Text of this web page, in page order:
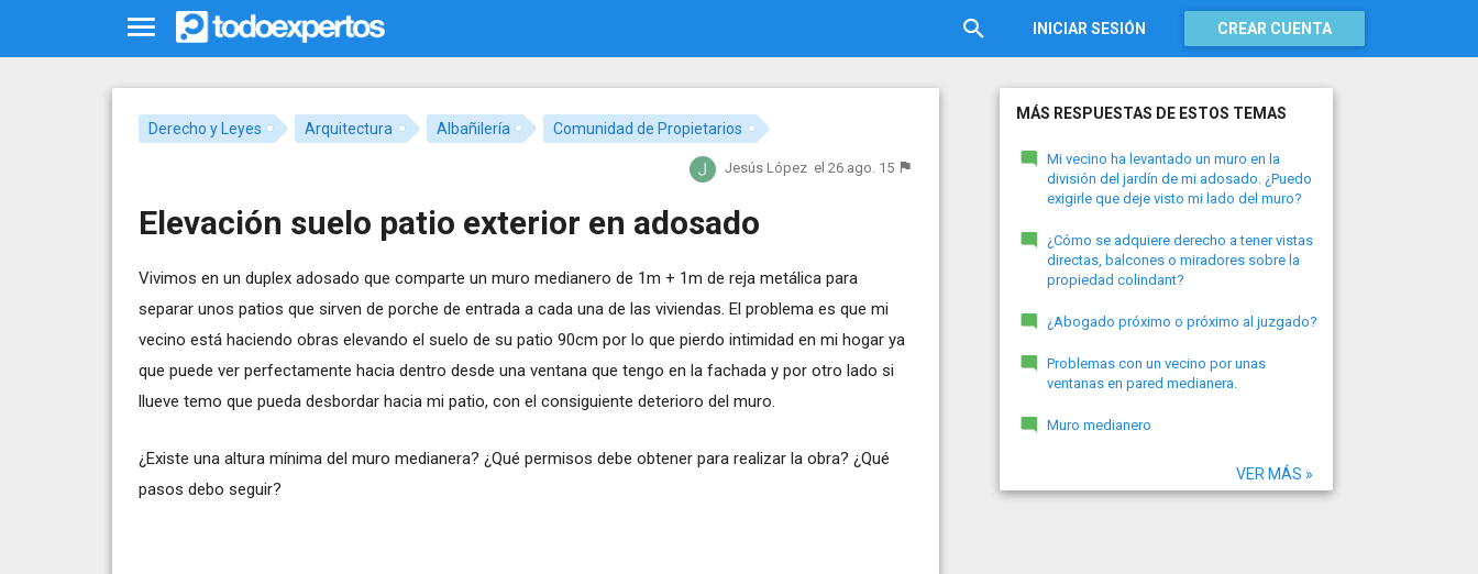
INICIAR SESIÓN CREAR CUENTA
Derecho y Leyes Arquitectura Albañilería Comunidad de Propietarios
Jesús López el 26 ago. 15
Elevación suelo patio exterior en adosado
Vivimos en un duplex adosado que comparte un muro medianero de 1m + 1m de reja metálica para
separar unos patios que sirven de porche de entrada a cada una de las viviendas. El problema es que mi
vecino está haciendo obras elevando el suelo de su patio 90cm por lo que pierdo intimidad en mi hogar ya
que puede ver perfectamente hacia dentro desde una ventana que tengo en la fachada y por otro lado si
llueve temo que pueda desbordar hacia mi patio, con el consiguiente deterioro del muro.
¿Existe una altura mínima del muro medianera? ¿Qué permisos debe obtener para realizar la obra? ¿Qué
pasos debo seguir?
MÁS RESPUESTAS DE ESTOS TEMAS
Mi vecino ha levantado un muro en la
división del jardín de mi adosado. ¿Puedo
exigirle que deje visto mi lado del muro?
¿Cómo se adquiere derecho a tener vistas
directas, balcones o miradores sobre la
propiedad colindant?
¿Abogado próximo o próximo al juzgado?
Problemas con un vecino por unas
ventanas en pared medianera.
Muro medianero
VER MÁS »